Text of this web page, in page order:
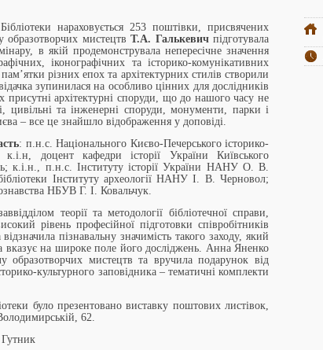
нараховується 253 поштівки, присвячених
образотворчих мистецтвТ.А. Галькевичпідготувала
в якій продемонструвала непересічне значення
іконографічних та історико-комунікативних
різних епох та архітектурних стилів створили
зупинилася на особливо цінних для дослідників
архітектурні споруди, що до нашого часу не
цивільні та інженерні споруди, монументи, парки і
– все це знайшло відображення у доповіді.
: п.н.с. Національного Києво-Печерського історико-
доцент кафедри історії України Київського
к.і.н., п.н.с. Інституту історії України НАНУ О. В.
Інституту археології НАНУ І. В. Черновол;
НБУВ Г. І. Ковальчук.
теорії та методології бібліотечної справи,
рівень професійної підготовки співробітників
пізнавальну значимість такого заходу, який
вказує на широке поле його досліджень. Анна Яненко
образотворчих мистецтв та вручила подарунок від
культурного заповідника – тематичні комплекти
було презентовано виставку поштових листівок,
62.